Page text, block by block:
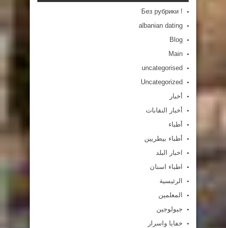
! Без рубрики
albanian dating
Blog
Main
uncategorised
Uncategorized
أخبار
أخبار النقابات
أطباء
أطباء بيطريين
اخبار البلد
اطباء اسنان
الرئيسية
المعلمين
جيولوجين
خفايا واسرار